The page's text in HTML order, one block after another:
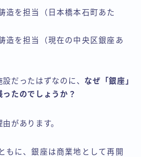
造を担当（日本橋本石町あた
造を担当（現在の中央区銀座あ
だったはずなのに、 なぜ「銀座」
たのでしょうか？
があります。
もに、銀座は商業地として再開